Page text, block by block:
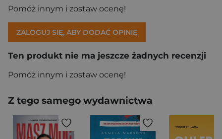
Pomóż innym i zostaw ocenę!
ZALOGUJ SIĘ, ABY DODAĆ OPINIĘ
Ten produkt nie ma jeszcze żadnych recenzji
Pomóż innym i zostaw ocenę!
Z tego samego wydawnictwa